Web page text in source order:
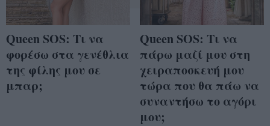
Queen SOS: Tι να
φορέσω στα γενέθλια
της φίλης μου σε
μπαρ;
Queen SOS: Tι να
πάρω μαζί μου στη
χειραποσκευή μου
τώρα που θα πάω να
συναντήσω το αγόρι
μου;